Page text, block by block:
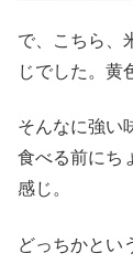
で、こちら、
じでした。黄
そんなに強い
食べる前にち
感じ。
どっちかとい